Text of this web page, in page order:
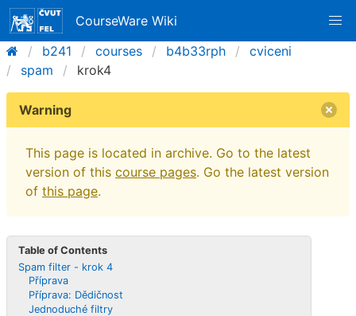
CourseWare Wiki
b241
courses b4b33rph
cviceni
spam
krok4
Warning
This page is located in archive. Go to the latest
version of this course pages. Go the latest version
of this page.
Table of Contents
Spam filter - krok 4
Příprava
Příprava: Dědičnost
Jednoduché filtry